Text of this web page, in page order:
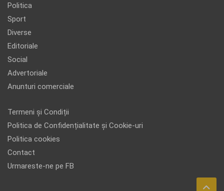
Politica
Sport
Diverse
Editoriale
Social
Advertoriale
Anunturi comerciale
Termeni și Condiții
Politica de Confidențialitate și Cookie-uri
Politica cookies
Contact
Urmareste-ne pe FB